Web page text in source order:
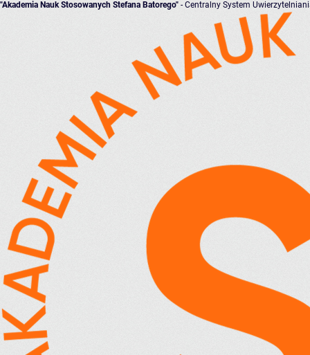
"Akademia Nauk Stosowanych Stefana Batorego" - Centralny System